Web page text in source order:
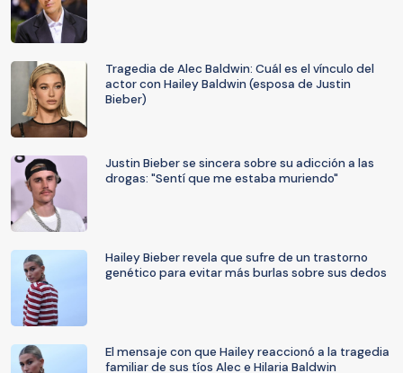
Tragedia de Alec Baldwin: Cuál es el vínculo del
actor con Hailey Baldwin (esposa de Justin
Bieber)
Justin Bieber se sincera sobre su adicción a las
drogas: "Sentí que me estaba muriendo"
Hailey Bieber revela que sufre de un trastorno
genético para evitar más burlas sobre sus dedos
El mensaje con que Hailey reaccionó a la tragedia
familiar de sus tíos Alec e Hilaria Baldwin